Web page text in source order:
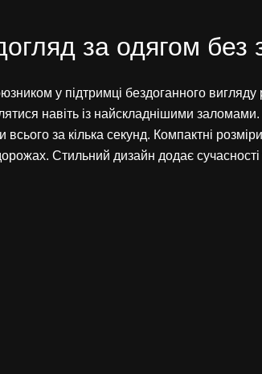
за одягом без
у підтримці бездоганного
навіть із найскладнішими
за кілька секунд. Компактні
Стильний дизайн додає сучасності